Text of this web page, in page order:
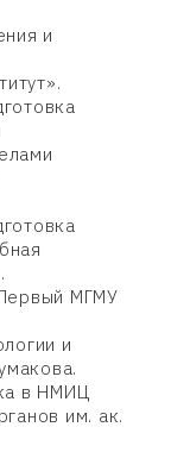
и
МГМУ
и
в НМИЦ
им. ак.